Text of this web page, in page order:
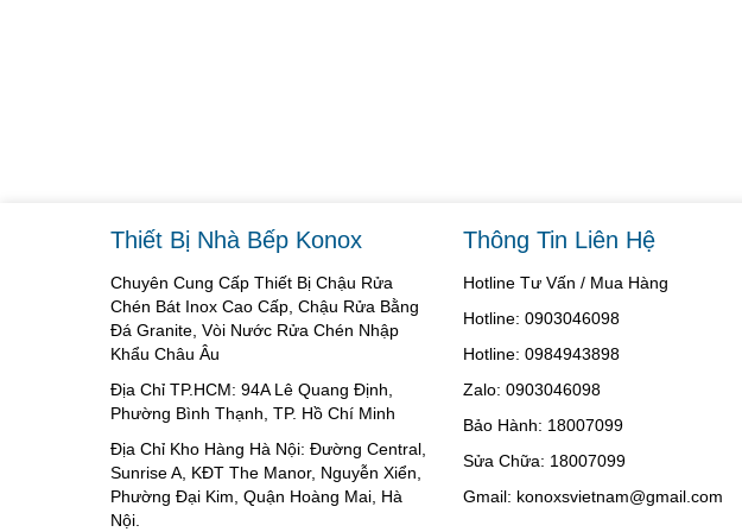
Thiết Bị Nhà Bếp Konox
Chuyên Cung Cấp Thiết Bị Chậu Rửa
Chén Bát Inox Cao Cấp, Chậu Rửa Bằng
Đá Granite, Vòi Nước Rửa Chén Nhập
Khẩu Châu Âu
Địa Chỉ TP.HCM: 94A Lê Quang Định,
Phường Bình Thạnh, TP. Hồ Chí Minh
Địa Chỉ Kho Hàng Hà Nội: Đường Central,
Sunrise A, KĐT The Manor, Nguyễn Xiển,
Phường Đại Kim, Quận Hoàng Mai, Hà
Nội.
Thông Tin Liên Hệ
Hotline Tư Vấn / Mua Hàng
Hotline: 0903046098
Hotline: 0984943898
Zalo: 0903046098
Bảo Hành: 18007099
Sửa Chữa: 18007099
Gmail: konoxsvietnam@gmail.com